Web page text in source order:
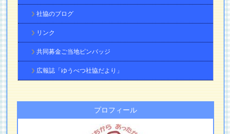
社協のブログ
リンク
共同募金ご当地ピンバッジ
広報誌「ゆうべつ社協だより」
プロフィール